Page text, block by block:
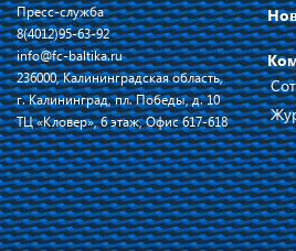
Пресс-служба
8(4012)95-63-92
info@fc-baltika.ru
236000, Калининградская область,
г. Калининград, пл. Победы, д. 10
ТЦ «Кловер», 6 этаж, Офис 617-618